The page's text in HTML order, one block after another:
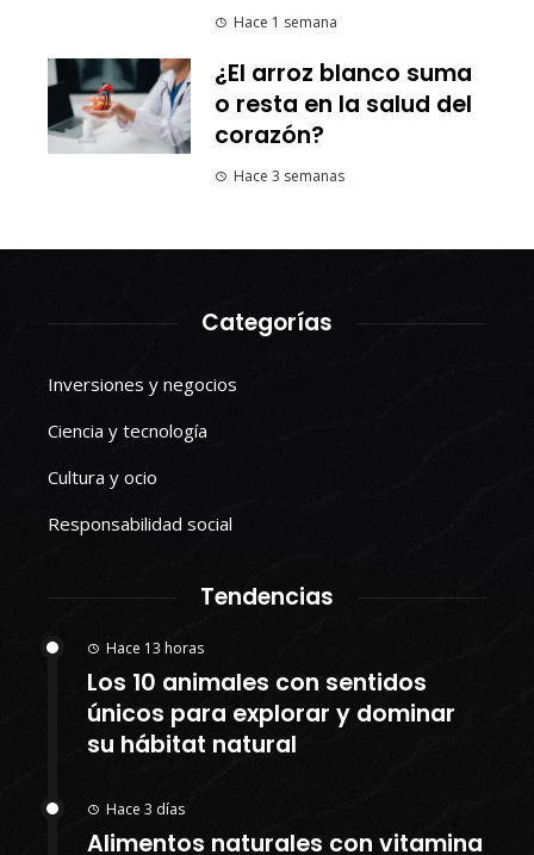
Hace 1 semana
¿El arroz blanco suma
o resta en la salud del
corazón?
Hace 3 semanas
Categorías
Inversiones y negocios
Ciencia y tecnología
Cultura y ocio
Responsabilidad social
Tendencias
Hace 13 horas
Los 10 animales con sentidos
únicos para explorar y dominar
su hábitat natural
Hace 3 días
Alimentos naturales con vitamina